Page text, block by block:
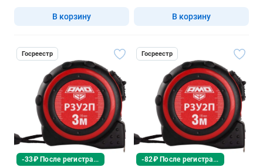
В корзину В корзину
Госреестр
-33₽ После регистрации
Госреестр
-82₽ После регистрации